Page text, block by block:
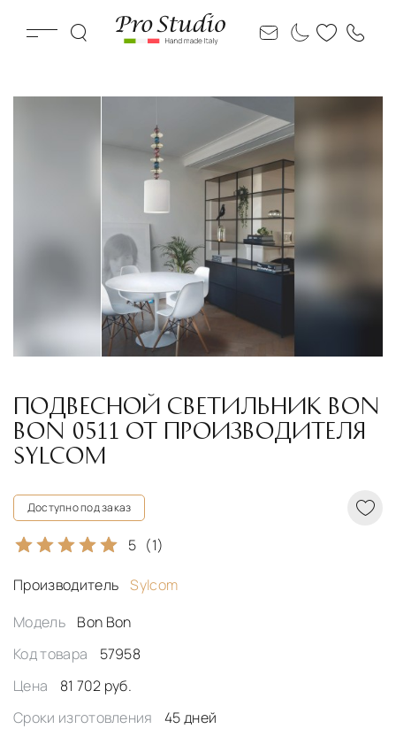
ПОДВЕСНОЙ СВЕТИЛЬНИК BON
BON 0511 ОТ ПРОИЗВОДИТЕЛЯ
SYLCOM
Доступно под заказ
5 (1)
Производитель
Sylcom
Модель
Bon Bon
Код товара
57958
Цена
81 702 руб.
Сроки изготовления
45 дней